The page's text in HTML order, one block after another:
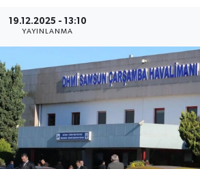
19.12.2025 - 13:10
YAYINLANMA